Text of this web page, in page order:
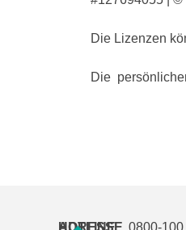
Die Lizenzen
Die
ADRESSE
HOTLINE 0800-